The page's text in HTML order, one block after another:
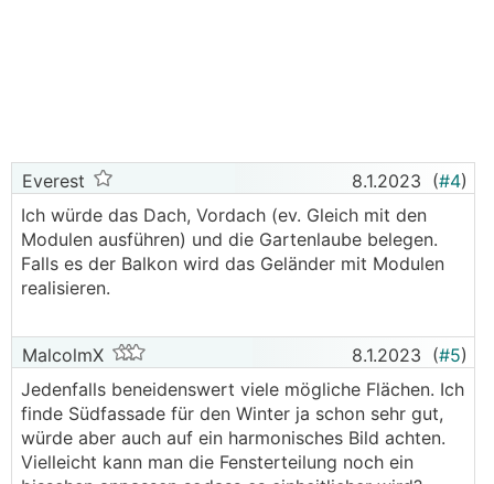
Everest 8.1.2023 (#4)
Ich würde das Dach, Vordach (ev. Gleich mit den
Modulen ausführen) und die Gartenlaube belegen.
Falls es der Balkon wird das Geländer mit Modulen
realisieren.
MalcolmX 8.1.2023 (#5)
Jedenfalls beneidenswert viele mögliche Flächen. Ich
finde Südfassade für den Winter ja schon sehr gut,
würde aber auch auf ein harmonisches Bild achten.
Vielleicht kann man die Fensterteilung noch ein